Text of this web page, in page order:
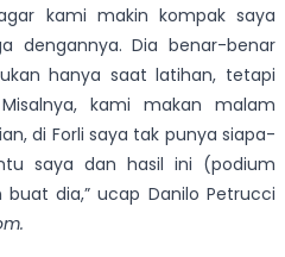
kami makin kompak saya
dengannya. Dia benar-benar
hanya saat latihan, tetapi
kami makan malam
di Forli saya tak punya siapa-
saya dan hasil ini (podium
buat dia,”ucap Danilo Petrucci